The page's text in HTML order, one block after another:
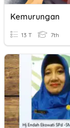
Kemurungan
13 T 7th